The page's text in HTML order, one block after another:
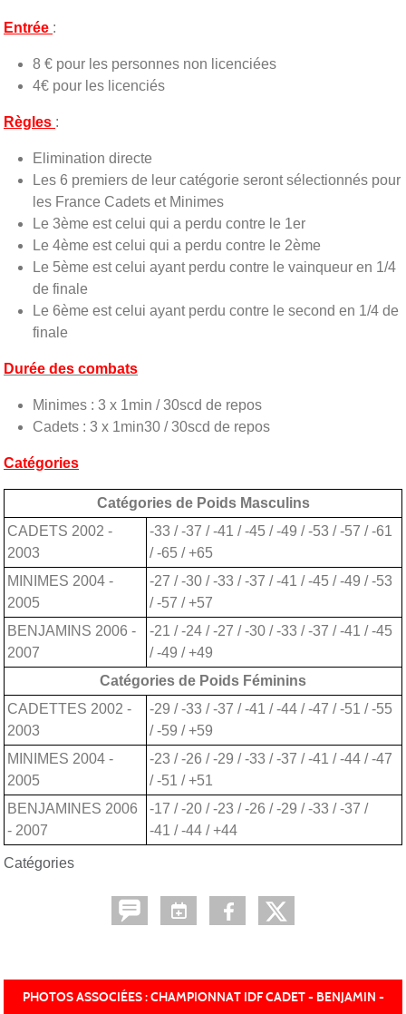
Entrée :
8 € pour les personnes non licenciées
4€ pour les licenciés
Règles :
Elimination directe
Les 6 premiers de leur catégorie seront sélectionnés pour
les France Cadets et Minimes
Le 3ème est celui qui a perdu contre le 1er
Le 4ème est celui qui a perdu contre le 2ème
Le 5ème est celui ayant perdu contre le vainqueur en 1/4
de finale
Le 6ème est celui ayant perdu contre le second en 1/4 de
finale
Durée des combats
Minimes : 3 x 1min / 30scd de repos
Cadets : 3 x 1min30 / 30scd de repos
Catégories
Catégories
Catégories de Poids Masculins
CADETS 2002 -
2003
-33 / -37 / -41 / -45 / -49 / -53 / -57 / -61
/ -65 / +65
MINIMES 2004 -
2005
-27 / -30 / -33 / -37 / -41 / -45 / -49 / -53
/ -57 / +57
BENJAMINS 2006 -
2007
-21 / -24 / -27 / -30 / -33 / -37 / -41 / -45
/ -49 / +49
Catégories de Poids Féminins
CADETTES 2002 -
2003
-29 / -33 / -37 / -41 / -44 / -47 / -51 / -55
/ -59 / +59
MINIMES 2004 -
2005
-23 / -26 / -29 / -33 / -37 / -41 / -44 / -47
/ -51 / +51
BENJAMINES 2006
- 2007
-17 / -20 / -23 / -26 / -29 / -33 / -37 /
-41 / -44 / +44
PHOTOS ASSOCIÉES : CHAMPIONNAT IDF CADET - BENJAMIN -